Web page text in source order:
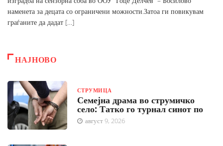
наменета за децата со ограничени можности.Затоа ги повикувам
граѓаните да дадат […]
НАЈНОВО
СТРУМИЦА
Семејна драма во струмичко
село: Татко го турнал синот по
август 9, 2026